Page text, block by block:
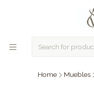
Home Muebles